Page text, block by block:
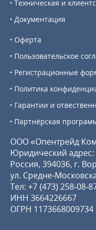
Документация
Техническая и
Оферта
Регистрационные
Гарантии и
Пользовательское
Политика
Партнёрская
ООО «Опентрейд
Юридический адрес:
Россия, 394036, г.
ул. Средне-
Тел: +7 (473) 258-08-
ИНН 3664226667
ОГРН 1173668009734